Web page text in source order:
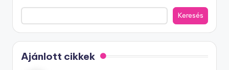
Keresés
Ajánlott cikkek